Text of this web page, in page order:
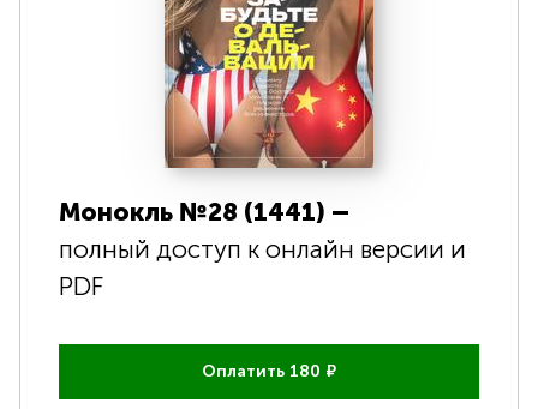
Монокль №28 (1441) –
полный доступ к онлайн версии и
PDF
Оплатить 180 ₽